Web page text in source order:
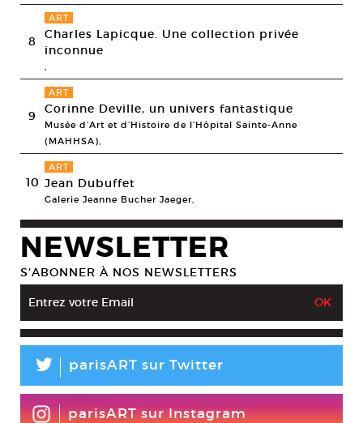
8
ART
Charles Lapicque. Une collection privée
inconnue
,
9
ART
Corinne Deville, un univers fantastique
Musée d’Art et d’Histoire de l’Hôpital Sainte-Anne
(MAHHSA),
10
ART
Jean Dubuffet
Galerie Jeanne Bucher Jaeger,
NEWSLETTER
S’ABONNER À NOS NEWSLETTERS
L parisART sur Twitter
parisART sur Instagram